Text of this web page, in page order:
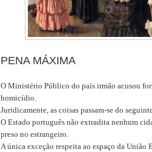
PENA MÁXIMA
O Ministério Público do país irmão acusou
homicídio.
Juridicamente, as coisas passam-se do
O Estado português não extradita nenhum
preso no estrangeiro.
A única exceção respeita ao espaço da União